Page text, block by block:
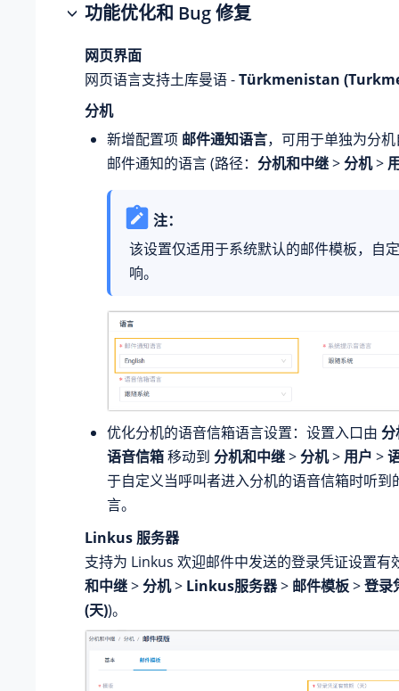
功能优化和 Bug 修复
网页界面
网页语言支持土库曼语 -Türkmenistan
分机
新增配置项 邮件通知语言，可用于单独为分
邮件通知的语言 (路径： 分机和中继>分机>
注：
该设置仅适用于系统默认的邮件模板，自
响。
优化分机的语音信箱语言设置：设置入口由 分
语音信箱移动到 分机和中继>分机> 用户 >
于自定义当呼叫者进入分机的语音信箱时听到
言。
Linkus 服务器
支持为 Linkus 欢迎邮件中发送的登录凭证设置有
和中继>分机> Linkus服务器> 邮件模板>登录
(天))。